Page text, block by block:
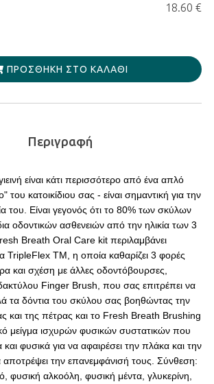
18.60 €
ΠΡΟΣΘΉΚΗ ΣΤΟ ΚΑΛΆΘΙ
Περιγραφή
είναι κάτι περισσότερο από ένα απλό
κατοικίδιου σας - είναι σημαντική για την
του. Είναι γεγονός ότι το 80% των σκύλων
οδοντικών ασθενειών από την ηλικία των 3
Breath Oral Care kit περιλαμβάνει
TripleFlex TM, η οποία καθαρίζει 3 φορές
και σχέση με άλλες οδοντόβουρσες,
Finger Brush, που σας επιτρέπει να
τα δόντια του σκύλου σας βοηθώντας την
και της πέτρας και το Fresh Breath Brushing
μείγμα ισχυρών φυσικών συστατικών που
και φυσικά για να αφαιρέσει την πλάκα και την
αποτρέψει την επανεμφάνισή τους. Σύνθεση:
φυσική αλκοόλη, φυσική μέντα, γλυκερίνη,